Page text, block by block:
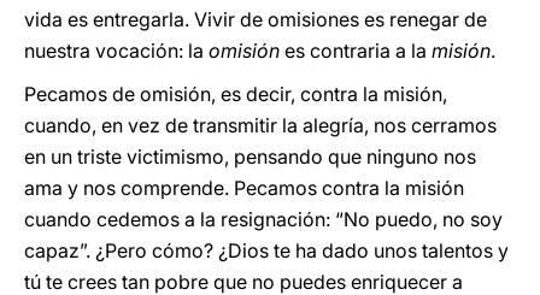
vida es entregarla. Vivir de omisiones es renegar de
nuestra vocación: la omisión es contraria a la misión.
Pecamos de omisión, es decir, contra la misión,
cuando, en vez de transmitir la alegría, nos cerramos
en un triste victimismo, pensando que ninguno nos
ama y nos comprende. Pecamos contra la misión
cuando cedemos a la resignación: “No puedo, no soy
capaz”. ¿Pero cómo? ¿Dios te ha dado unos talentos y
tú te crees tan pobre que no puedes enriquecer a